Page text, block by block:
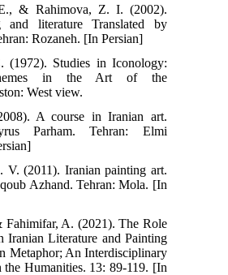
E., & Rahimova, Z. I. (2002).
painting and literature Translated by
Tehran: Rozaneh. [In Persian]
E. (1972). Studies in Iconology:
Themes in the Art of the
Boston: West view.
A. (2008). A course in Iranian art.
by Cyrus Parham. Tehran: Elmi
[In Persian]
B. V. (2011). Iranian painting art.
by Yaqoub Azhand. Tehran: Mola. [In
Z., & Fahimifar, A. (2021). The Role
in Iranian Literature and Painting
on Metaphor; An Interdisciplinary
in the Humanities. 13: 89-119. [In